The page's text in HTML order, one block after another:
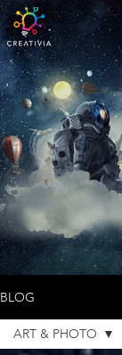
BLOG
ART & PHOTO